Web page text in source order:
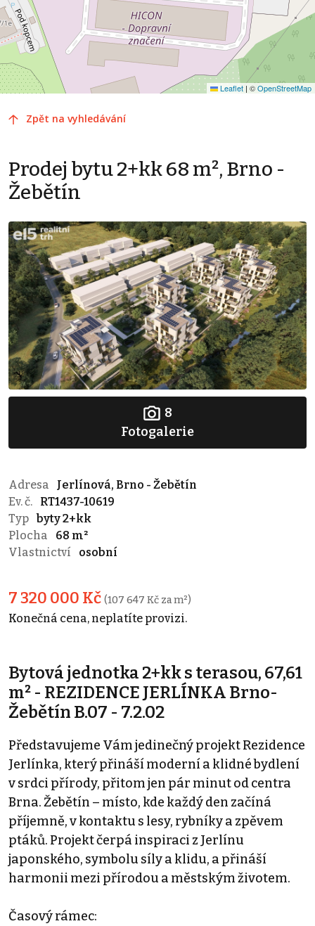
Leaflet | ©OpenStreetMap
Zpět na vyhledávání
Prodej bytu 2+kk 68 m², Brno -
Žebětín
8
Fotogalerie
Adresa
Jerlínová, Brno - Žebětín
Ev. č.
RT1437-10619
Typ byty 2+kk
Plocha
68 m²
Vlastnictví
osobní
7 320 000 Kč (107 647 Kč za m²)
Konečná cena, neplatíte provizi.
Bytová jednotka 2+kk s terasou, 67,61
m² - REZIDENCE JERLÍNKA Brno-
Žebětín B.07 - 7.2.02
Představujeme Vám jedinečný projekt Rezidence
Jerlínka, který přináší moderní a klidné bydlení
v srdci přírody, přitom jen pár minut od centra
Brna. Žebětín – místo, kde každý den začíná
příjemně, v kontaktu s lesy, rybníky a zpěvem
ptáků. Projekt čerpá inspiraci z Jerlínu
japonského, symbolu síly a klidu, a přináší
harmonii mezi přírodou a městským životem.
Časový rámec: